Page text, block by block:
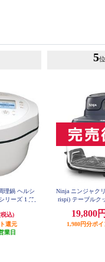
理鍋 ヘルシ
リーズ 1.6L
込)
還元
業日
5位
Ninja ニンジャク
rispi) テーブルク
19,800円
1,980円分ポ